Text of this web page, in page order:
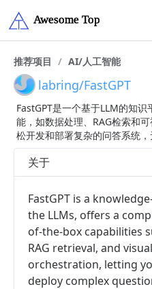
推荐项目 / AI/人工智能
labring/FastGPT
FastGPT是一个基于LLM的知
能，如数据处理、RAG检索和
松开发和部署复杂的问答系统，
关于
FastGPT is a
the LLMs, offers a
of-the-box capabilities
RAG retrieval, and
orchestration, letting
deploy complex